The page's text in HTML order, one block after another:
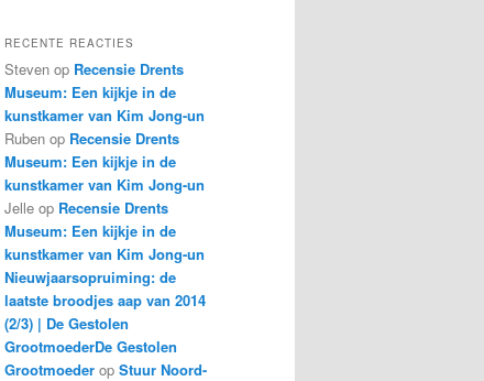
RECENTE REACTIES
Steven op Recensie Drents
Museum: Een kijkje in de
kunstkamer van Kim Jong-un
Ruben op Recensie Drents
Museum: Een kijkje in de
kunstkamer van Kim Jong-un
Jelle op Recensie Drents
Museum: Een kijkje in de
kunstkamer van Kim Jong-un
Nieuwjaarsopruiming: de
laatste broodjes aap van 2014
(2/3) | De Gestolen
GrootmoederDe Gestolen
Grootmoeder op Stuur Noord-